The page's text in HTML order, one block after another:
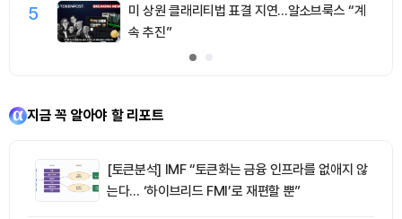
5
미 상원 클래리티법 표결 지연…알소브룩스 “계
속 추진”
지금 꼭 알아야 할 리포트
[토큰분석] IMF “토큰화는 금융 인프라를 없애지 않
는다… ‘하이브리드 FMI’로 재편할 뿐”